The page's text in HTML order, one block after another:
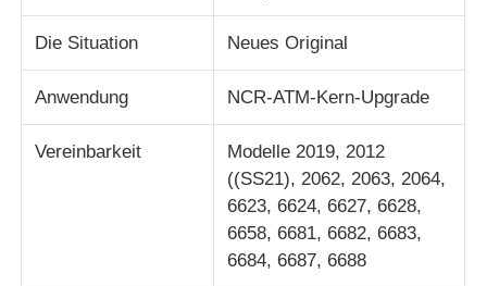
Nachrichten
Die Situation Neues Original
Anwendung NCR-ATM-Kern-Upgrade
Vereinbarkeit
Modelle 2019, 2012
((SS21), 2062, 2063, 2064,
6623, 6624, 6627, 6628,
6658, 6681, 6682, 6683,
6684, 6687, 6688